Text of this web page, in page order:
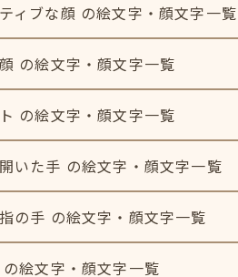
ィブな顔 の絵文字・顔文字一覧
の絵文字・顔文字一覧
の絵文字・顔文字一覧
いた手 の絵文字・顔文字一覧
の手 の絵文字・顔文字一覧
絵文字・顔文字一覧